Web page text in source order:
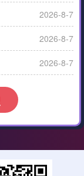
2026-8-7
2026-8-7
2026-8-7